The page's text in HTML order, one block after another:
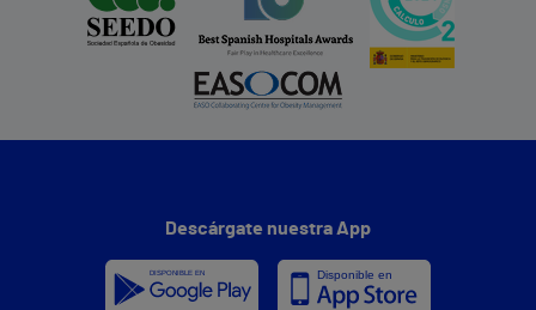
Descárgate nuestra App